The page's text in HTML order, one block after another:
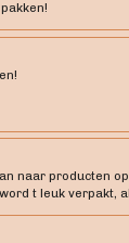
naar producten
t leuk verpakt,